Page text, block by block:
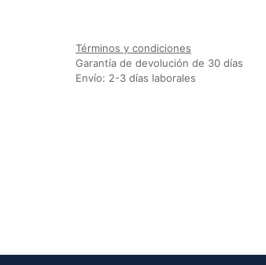
Términos y condiciones
Garantía de devolución de 30 días
Envío: 2-3 días laborales